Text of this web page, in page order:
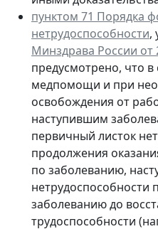
пунктом 71 Порядка
нетрудоспособности,
Минздрава России от
предусмотрено, что в
медпомощи и при
освобождения от
наступившим
первичный листок
продолжения
по заболеванию,
нетрудоспособности
заболеванию до
трудоспособности